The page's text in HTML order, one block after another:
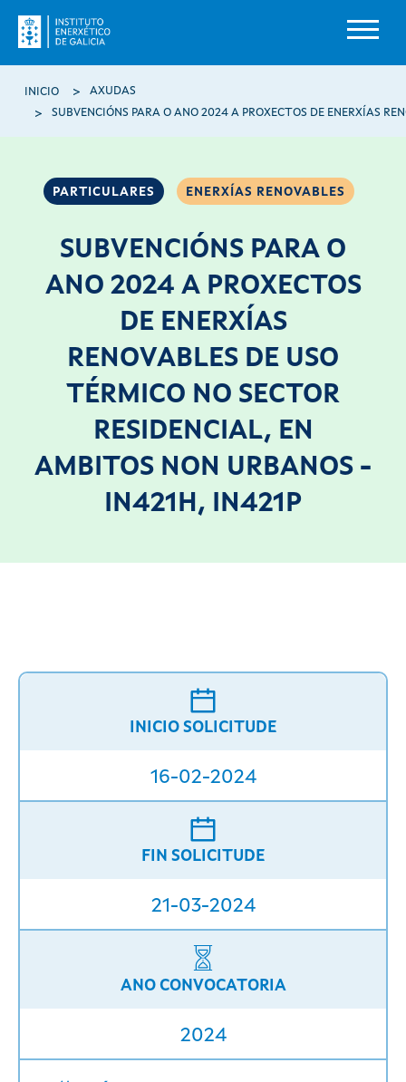
Miga de pan
INICIO AXUDAS
PARTICULARES ENERXÍAS RENOVABLES
SUBVENCIÓNS PARA O
ANO 2024 A PROXECTOS
DE ENERXÍAS
RENOVABLES DE USO
TÉRMICO NO SECTOR
RESIDENCIAL, EN
AMBITOS NON URBANOS -
IN421H, IN421P
INICIO SOLICITUDE
16-02-2024
FIN SOLICITUDE
21-03-2024
ANO CONVOCATORIA
2024